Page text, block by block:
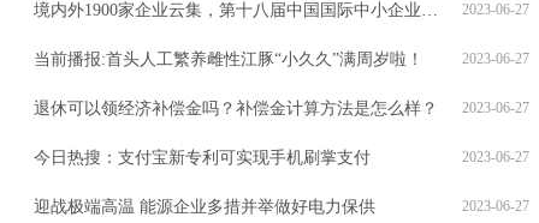
2023-06-27
境内外1900家企业云集，第十八届中国国际中小企业博览会今在广州开幕 快资讯
2023-06-27
当前播报:首头人工繁养雌性江豚“小久久”满周岁啦！
2023-06-27
退休可以领经济补偿金吗？补偿金计算方法是怎么样？
2023-06-27
今日热搜：支付宝新专利可实现手机刷掌支付
2023-06-27
迎战极端高温 能源企业多措并举做好电力保供